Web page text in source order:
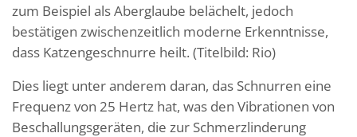
zum Beispiel als Aberglaube belächelt, jedoch
bestätigen zwischenzeitlich moderne Erkenntnisse,
dass Katzengeschnurre heilt. (Titelbild: Rio)
Dies liegt unter anderem daran, das Schnurren eine
Frequenz von 25 Hertz hat, was den Vibrationen von
Beschallungsgeräten, die zur Schmerzlinderung